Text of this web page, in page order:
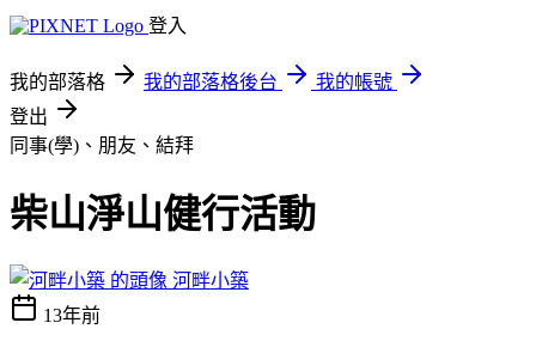
登入
我的部落格 我的部落格後台
我的帳號
登出
同事(學)、朋友、結拜
柴山淨山健行活動
河畔小築
13年前